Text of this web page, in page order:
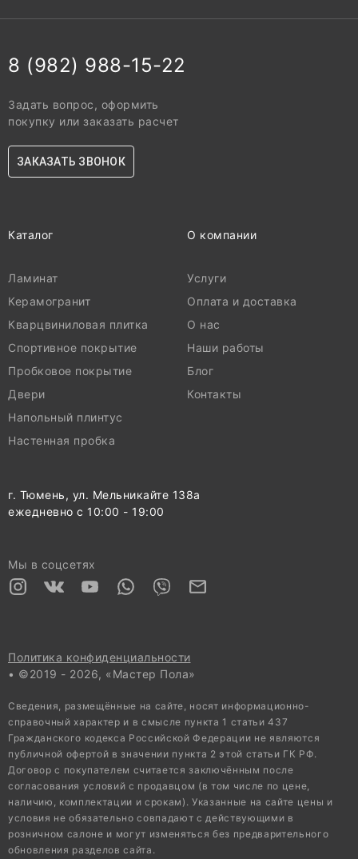
8 (982) 988-15-22
Задать вопрос, оформить
покупку или заказать расчет
ЗАКАЗАТЬ ЗВОНОК
Каталог
Ламинат
Керамогранит
Кварцвиниловая плитка
Спортивное покрытие
Пробковое покрытие
Двери
Напольный плинтус
Настенная пробка
О компании
Услуги
Оплата и доставка
О нас
Наши работы
Блог
Контакты
г. Тюмень, ул. Мельникайте 138а
ежедневно с 10:00 - 19:00
Мы в соцсетях
Политика конфиденциальности
• ©2019 - 2026, «Мастер Пола»
Сведения, размещённые на сайте, носят информационно-
справочный характер и в смысле пункта 1 статьи 437
Гражданского кодекса Российской Федерации не являются
публичной офертой в значении пункта 2 этой статьи ГК РФ.
Договор с покупателем считается заключённым после
согласования условий с продавцом (в том числе по цене,
наличию, комплектации и срокам). Указанные на сайте цены и
условия не обязательно совпадают с действующими в
розничном салоне и могут изменяться без предварительного
обновления разделов сайта.